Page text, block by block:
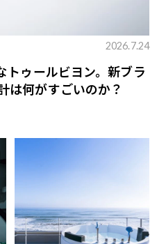
2026.7.24
トゥールビヨン。新ブラ
は何がすごいのか？